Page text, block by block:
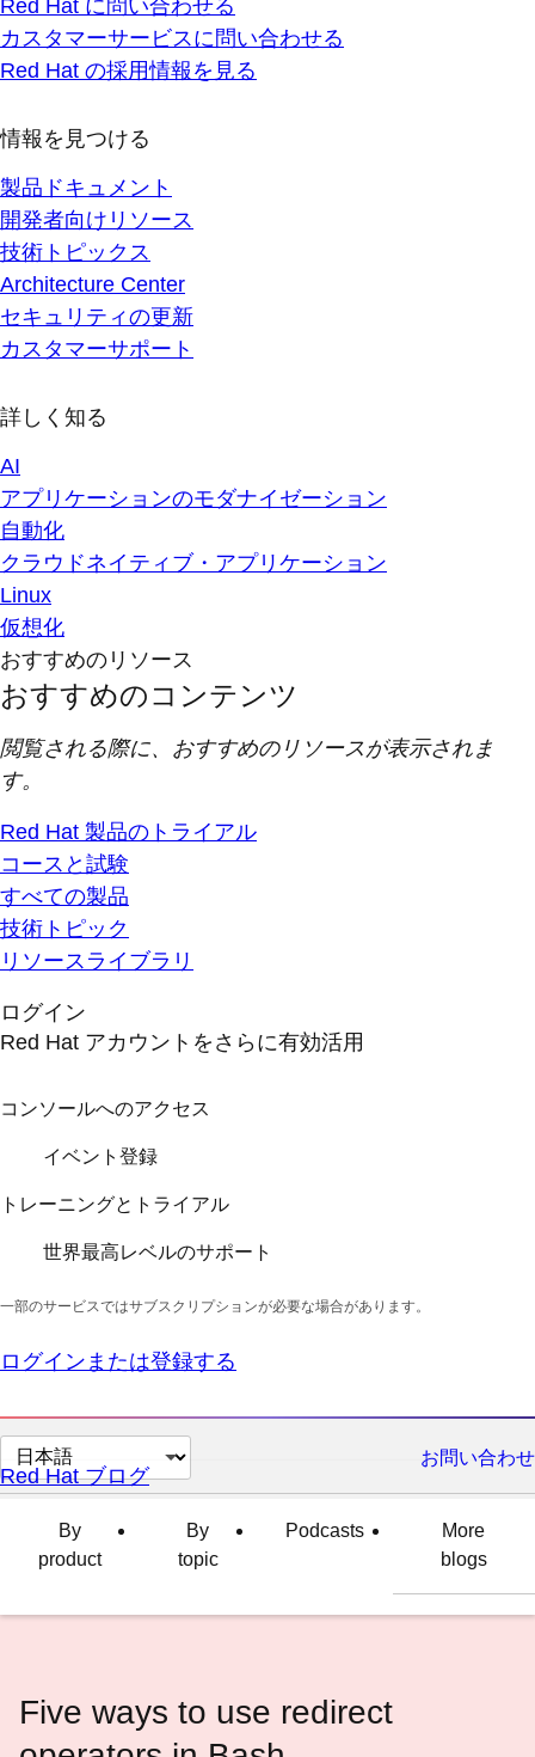
Red Hat に問い合わせる
カスタマーサービスに問い合わせる
Red Hat の採用情報を見る
情報を見つける
製品ドキュメント
開発者向けリソース
技術トピックス
Architecture Center
セキュリティの更新
カスタマーサポート
詳しく知る
AI
アプリケーションのモダナイゼーション
自動化
クラウドネイティブ・アプリケーション
Linux
仮想化
おすすめのリソース
おすすめのコンテンツ
閲覧される際に、おすすめのリソースが表示されま
す。
Red Hat 製品のトライアル
コースと試験
すべての製品
技術トピック
リソースライブラリ
ログイン
Red Hat アカウントをさらに有効活用
コンソールへのアクセス
イベント登録
トレーニングとトライアル
世界最高レベルのサポート
一部のサービスではサブスクリプションが必要な場合があります。
ログインまたは登録する
ペ
ー
語
お問い合わせ
Red Hat ブログ
By
product
By
topic
Podcasts
More
blogs
Five ways to use redirect